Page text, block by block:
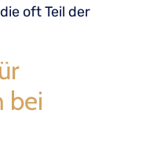
oft Teil der
bei